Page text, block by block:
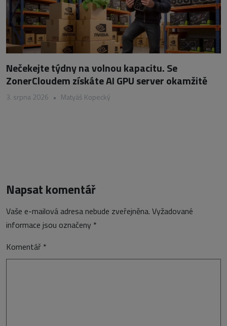
Nečekejte týdny na volnou kapacitu. Se
ZonerCloudem získáte AI GPU server okamžitě
3. srpna 2026 • Matyáš Kopecký
Napsat komentář
Vaše e-mailová adresa nebude zveřejněna. Vyžadované
informace jsou označeny *
Komentář *